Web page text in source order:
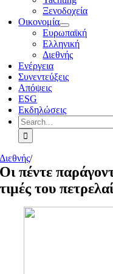
Ξενοδοχεία
Οικονομία
Ευρωπαϊκή
Ελληνική
Διεθνής
Ενέργεια
Συνεντεύξεις
Απόψεις
ESG
Εκδηλώσεις
Search
for:
Διεθνής/
Οι πέντε
τιμές του